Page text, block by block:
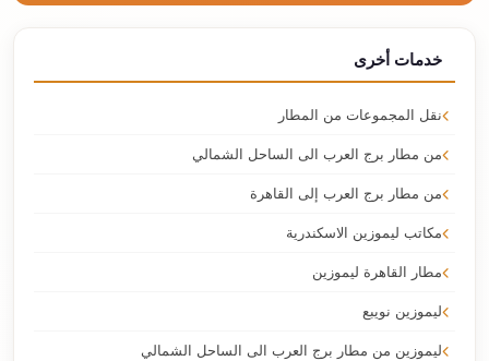
خدمات أخرى
نقل المجموعات من المطار
من مطار برج العرب الى الساحل الشمالي
من مطار برج العرب إلى القاهرة
مكاتب ليموزين الاسكندرية
مطار القاهرة ليموزين
ليموزين نويبع
ليموزين من مطار برج العرب الى الساحل الشمالي